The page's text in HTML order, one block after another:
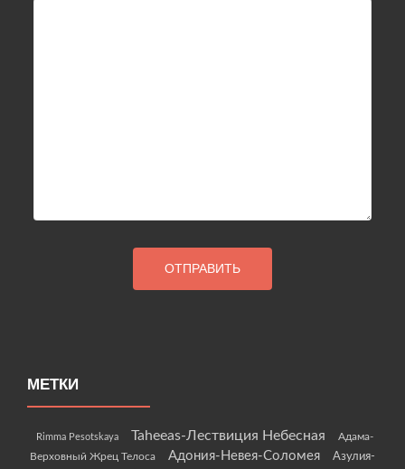
МЕТКИ
Rimma Pesotskaya Taheeas-Лествиция Небесная
Адама-
Верховный Жрец Телоса
Адония-Невея-Соломея
Азулия-